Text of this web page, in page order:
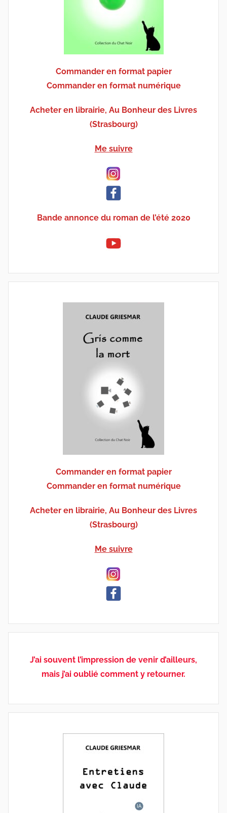
Commander en format papier
Commander en format numérique
Acheter en librairie, Au Bonheur des Livres
(Strasbourg)
Me suivre
Bande annonce du roman de l’été 2020
Commander en format papier
Commander en format numérique
Acheter en librairie, Au Bonheur des Livres
(Strasbourg)
Me suivre
J’ai souvent l’impression de venir d’ailleurs,
mais j’ai oublié comment y retourner.